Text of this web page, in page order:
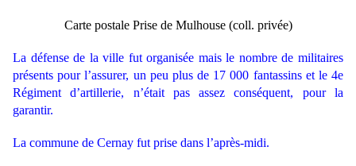
Carte postale Prise de Mulhouse (coll. privée)
La défense de la ville fut organisée mais le nombre de militaires
présents pourl’assurer, un peu plus de 17 000 fantassins et le 4e
Régiment d’artillerie, n’était pas assez conséquent, pour la
garantir.
La commune de Cernay fut prise dans l’après-midi.